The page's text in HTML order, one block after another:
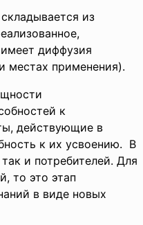
из
диффузия
местах применения).
к
действующие в
к их усвоению. В
и потребителей. Для
то это этап
в виде новых